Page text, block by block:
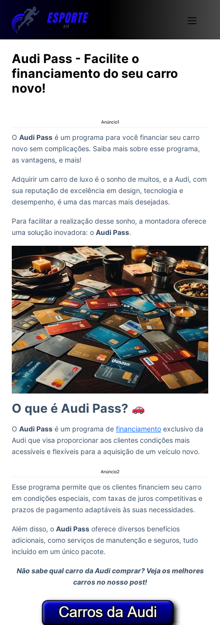
Audi Pass - Facilite o
financiamento do seu carro
novo!
Anúncio1
O Audi Pass é um programa para você financiar seu carro
novo sem complicações. Saiba mais sobre esse programa,
as vantagens, e mais!
Adquirir um carro de luxo é o sonho de muitos, e a Audi, com
sua reputação de excelência em design, tecnologia e
desempenho, é uma das marcas mais desejadas.
Para facilitar a realização desse sonho, a montadora oferece
uma solução inovadora: o Audi Pass.
O que é Audi Pass?
O Audi Pass é um programa de financiamento exclusivo da
Audi que visa proporcionar aos clientes condições mais
acessíveis e flexíveis para a aquisição de um veículo novo.
Anúncio2
Esse programa permite que os clientes financiem seu carro
em condições especiais, com taxas de juros competitivas e
prazos de pagamento adaptáveis às suas necessidades.
Além disso, o Audi Pass oferece diversos benefícios
adicionais, como serviços de manutenção e seguros, tudo
incluído em um único pacote.
Não sabe qual carro da Audi comprar? Veja os melhores
carros no nosso post!